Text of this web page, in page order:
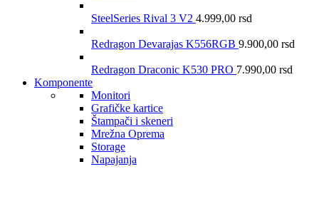
SteelSeries Rival 3 V2 4.999,00 rsd
Redragon Devarajas K556RGB 9.900,00 rsd
Redragon Draconic K530 PRO 7.990,00 rsd
Komponente
Monitori
Grafičke kartice
Štampači i skeneri
Mrežna Oprema
Storage
Napajanja